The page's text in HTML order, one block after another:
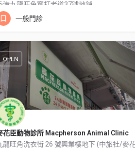
港九龍旺角窩打老道37號地舖
27805338
一般門診
花臣動物診所 Macpherson Animal Clinic
OPEN